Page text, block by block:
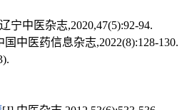
宁中医杂志,2020,47(5):92-94.
国中医药信息杂志,2022(8):128-130.